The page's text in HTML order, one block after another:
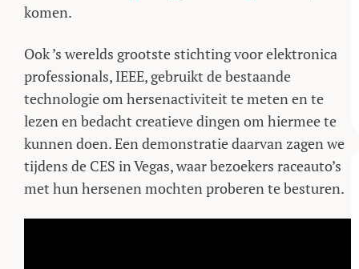
komen.
Ook ’s werelds grootste stichting voor elektronica
professionals, IEEE, gebruikt de bestaande
technologie om hersenactiviteit te meten en te
lezen en bedacht creatieve dingen om hiermee te
kunnen doen. Een demonstratie daarvan zagen we
tijdens de CES in Vegas, waar bezoekers raceauto’s
met hun hersenen mochten proberen te besturen.